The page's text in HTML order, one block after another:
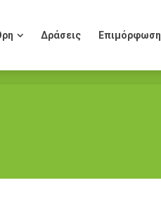
Δράσεις Επιμόρφωση